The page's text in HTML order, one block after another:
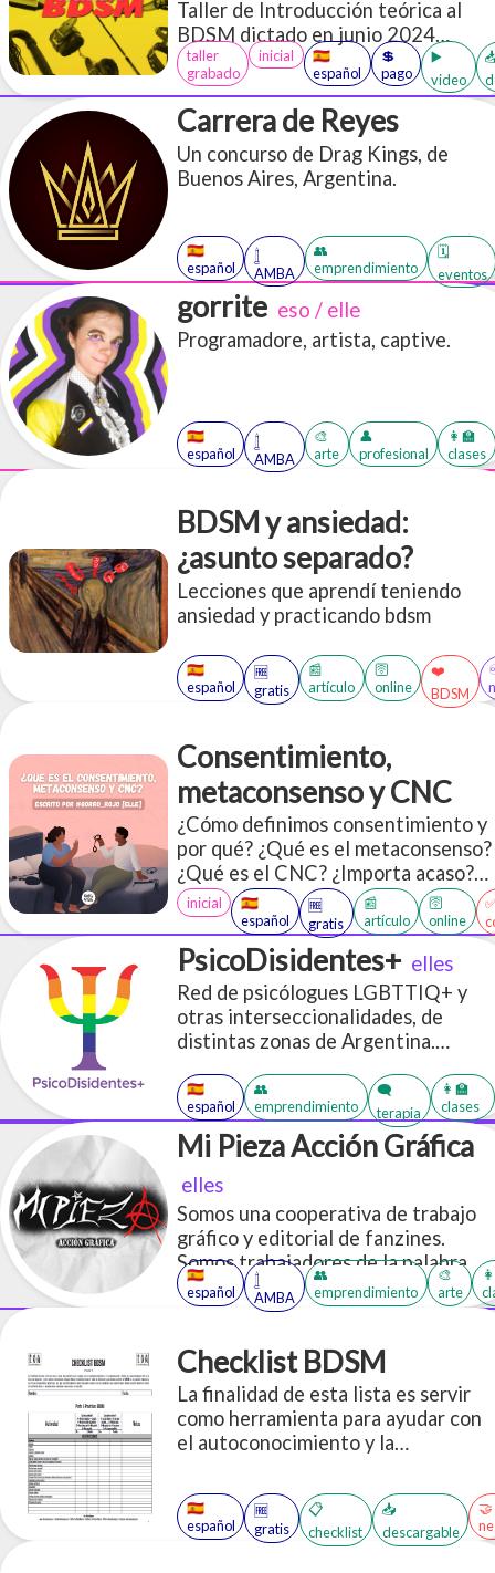
Taller de Introducción teórica al
BDSM dictado en junio 2024
(duración total: 3 horas 12
minutos). Diapositivas de la
presentación sobre qué es una
negociación y cómo es el armado de
una escena. Acceso a más de 30
PDFs en inglés y español sobre
taller
grabado
inicial
🇪🇸
español
💲
pago
▶️
video
Carrera de Reyes
Un concurso de Drag Kings, de
Buenos Aires, Argentina.
🇪🇸
español
𓉶
AMBA
👥
emprendimiento
🗓️
eventos
gorrite eso / elle
Programadore, artista, captive.
🇪🇸
español
𓉶
AMBA
🎨
arte
👤
profesional
👩‍🏫
clases
BDSM y ansiedad:
¿asunto separado?
Lecciones que aprendí teniendo
ansiedad y practicando bdsm
🇪🇸
español
🆓
gratis
📰
artículo
🛜
online
❤️
BDSM
Consentimiento,
metaconsenso y CNC
¿Cómo definimos consentimiento y
por qué? ¿Qué es el metaconsenso?
¿Qué es el CNC? ¿Importa acaso?
¿Es todo lo mismo? ¿Es el
consentimiento una obsesión con
hacer un montón de preguntas todo
el tiempo? ¿Cómo está el tiempo
hoy? ¿Qué hora es?
inicial
🇪🇸
español
🆓
gratis
📰
artículo
🛜
online
PsicoDisidentes+ elles
Red de psicólogues LGBTTIQ+ y
otras interseccionalidades, de
distintas zonas de Argentina.
salud mental anticapacitistas,
antipunitivistas y disidentes. Con
profesionales kinkys y con
perspectiva fetichista y prosex.
🇪🇸
español
👥
emprendimiento
🗨️
terapia
👩‍🏫
clases
Mi Pieza Acción Gráfica
elles
Somos una cooperativa de trabajo
gráfico y editorial de fanzines.
Somos trabajadores de la palabra
que publicamos los textos que
queremos ver circular.
🇪🇸
español
𓉶
AMBA
👥
emprendimiento
🎨
arte
Checklist BDSM
La finalidad de esta lista es servir
como herramienta para ayudar con
el autoconocimiento y la
especialmente útil a la hora de
negociar, y con nuevas relaciones.
🇪🇸
español
🆓
gratis
📋
checklist
📥
descargable
🤝